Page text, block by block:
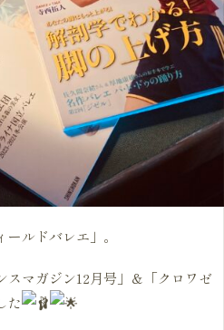
ルドバレエ」。
マガジン12月号」＆「クロワゼ
た